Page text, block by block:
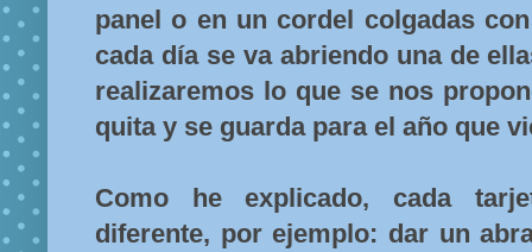
panel o en un cordel colgadas
cada día se va abriendo una de
realizaremos lo que se nos
quita y se guarda para el año que
Como he explicado, cada
diferente, por ejemplo: dar un